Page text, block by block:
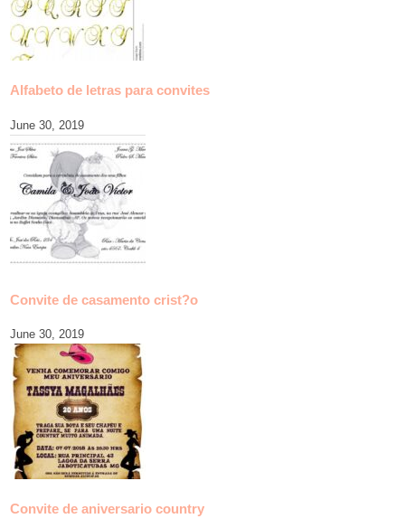
Alfabeto de letras para convites
June 30, 2019
Convite de casamento crist?o
June 30, 2019
Convite de aniversario country